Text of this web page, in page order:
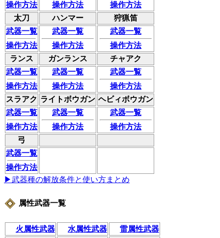
操作方法
操作方法
操作方法
太刀
ハンマー
狩猟笛
武器一覧
操作方法
武器一覧
操作方法
武器一覧
操作方法
ランス
ガンランス
チャアク
武器一覧
操作方法
武器一覧
操作方法
武器一覧
操作方法
スラアク ライトボウガン ヘビィボウガン
武器一覧
操作方法
武器一覧
操作方法
武器一覧
操作方法
弓
武器一覧
操作方法
▶武器種の解放条件と使い方まとめ
属性武器一覧
火属性武器 水属性武器
雷属性武器